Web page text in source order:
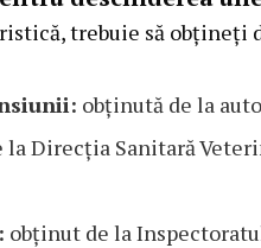
trebuie să
obținută de la
la Direcția Sanitară
obținut de la